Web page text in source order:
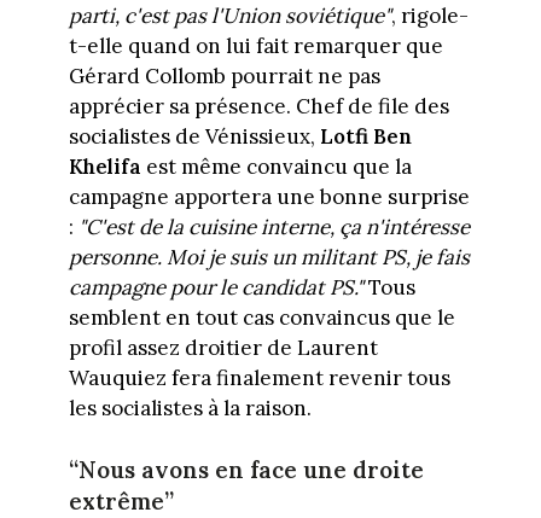
parti, c'est pas l'Union soviétique", rigole-
t-elle quand on lui fait remarquer que
Gérard Collomb pourrait ne pas
apprécier sa présence. Chef de file des
socialistes de Vénissieux, Lotfi Ben
Khelifa est même convaincu que la
campagne apportera une bonne surprise
: "C'est de la cuisine interne, ça n'intéresse
personne. Moi je suis un militant PS, je fais
campagne pour le candidat PS."Tous
semblent en tout cas convaincus que le
profil assez droitier de Laurent
Wauquiez fera finalement revenir tous
les socialistes à la raison.
“Nous avons en face une droite
extrême”